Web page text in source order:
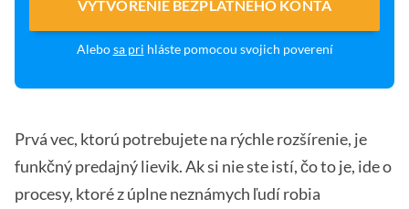
VYTVORENIE BEZPLATNÉHO KONTA
Alebosa pri hláste pomocou svojich poverení
Prvá vec, ktorú potrebujete na rýchle rozšírenie, je
funkčný predajný lievik. Ak si nie ste istí, čo to je, ide o
procesy, ktoré z úplne neznámych ľudí robia